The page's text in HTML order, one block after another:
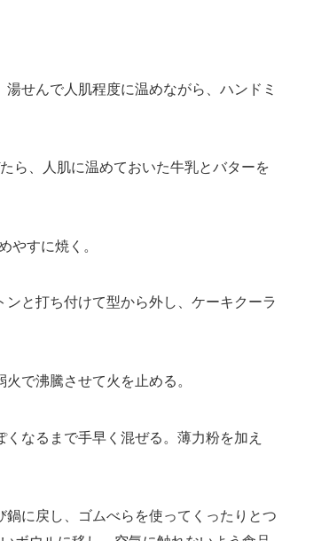
せんで人肌程度に温めながら、ハンドミ
ら、人肌に温めておいた牛乳とバターを
やすに焼く。
と打ち付けて型から外し、ケーキクーラ
で沸騰させて火を止める。
なるまで手早く混ぜる。薄力粉を加え
に戻し、ゴムべらを使ってくったりとつ